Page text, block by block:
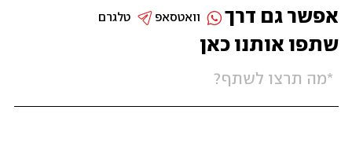
שתפו אותנו כאן
אפשר גם דרך טלגרם וואטסאפ